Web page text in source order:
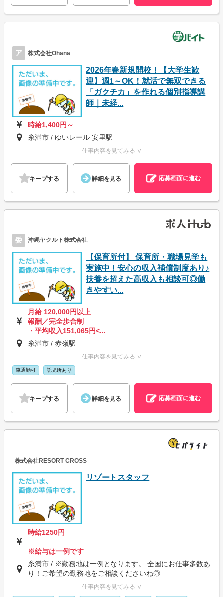
ア 株式会社Ohana
2026年春新規開校！【大学生歓
迎】週1～OK！就活で無双できる
「ガクチカ」を作れる個別指導講
師｜未経...
時給1,400円～
糸満市 / ゆいレール 安里駅
仕事内容を見てみる ∨
キープする 詳細を見る 応募画面に進む
委 沖縄ヤクルト株式会社
【保育所付】 保育所・職場見学も
実施中！安心の収入補償制度あり♪
扶養を超えた高収入も相談可◎働
きやすい...
月給 120,000円以上
報酬／完全歩合制
・平均収入151,065円<...
糸満市 / 赤嶺駅
仕事内容を見てみる ∨
車通勤可 託児所あり
キープする 詳細を見る 応募画面に進む
株式会社RESORT CROSS
リゾートスタッフ
時給1250円
※給与は一例です
糸満市 / ※勤務地は一例となります。 全国にお仕事多数あ
り！ご希望の勤務地をご相談くださいね◎
仕事内容を見てみる ∨